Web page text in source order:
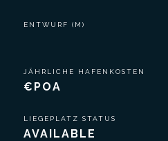
ENTWURF (M)
JÄHRLICHE HAFENKOSTEN
€POA
LIEGEPLATZ STATUS
AVAILABLE